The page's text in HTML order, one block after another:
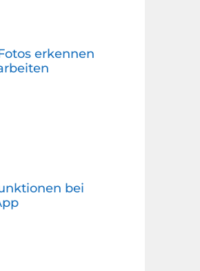
erkennen
bei